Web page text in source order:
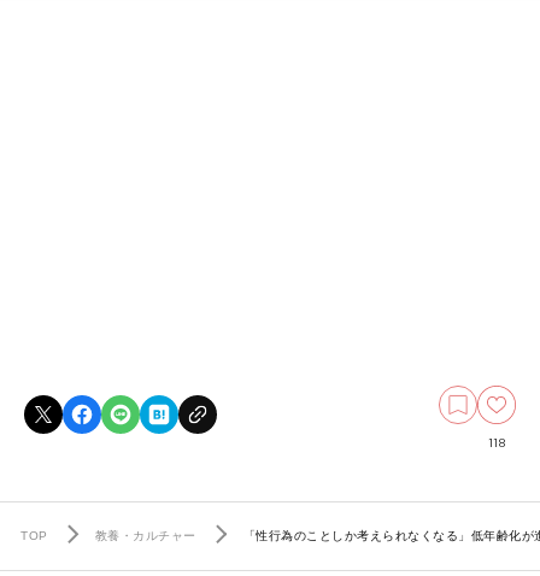
118
TOP 教養・カルチャー 「性行為のことしか考えられなくなる」低年齢化